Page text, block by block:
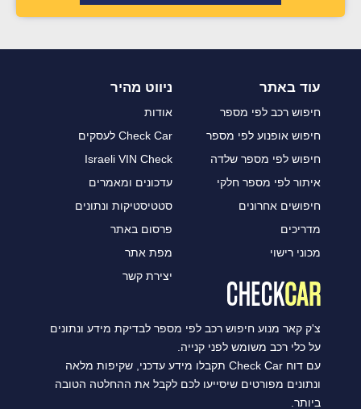
עוד באתר
חיפוש רכב לפי מספר
חיפוש אופנוע לפי מספר
חיפוש לפי מספר שלדה
איתור לפי מספר חלקי
חיפושים אחרונים
מדריכים
מכוני רישוי
ניווט מהיר
אודות
Check Car לעסקים
Israeli VIN Check
עדכונים ומאמרים
סטטיסטיקות ונתונים
פרסום באתר
מפת אתר
יצירת קשר
צ'ק קאר מנוע חיפוש רכב לפי מספר לבדיקת מידע ונתונים
על כלי רכב משומש לפני קנייה.
עם דוח Check Car תקבלו מידע עדכני, שקיפות מלאה
ונתונים מפורטים שיסייעו לכם לקבל את ההחלטה הטובה
ביותר.